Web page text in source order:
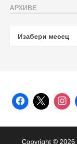
АРХИВЕ
Архиве
Copyright © 2026